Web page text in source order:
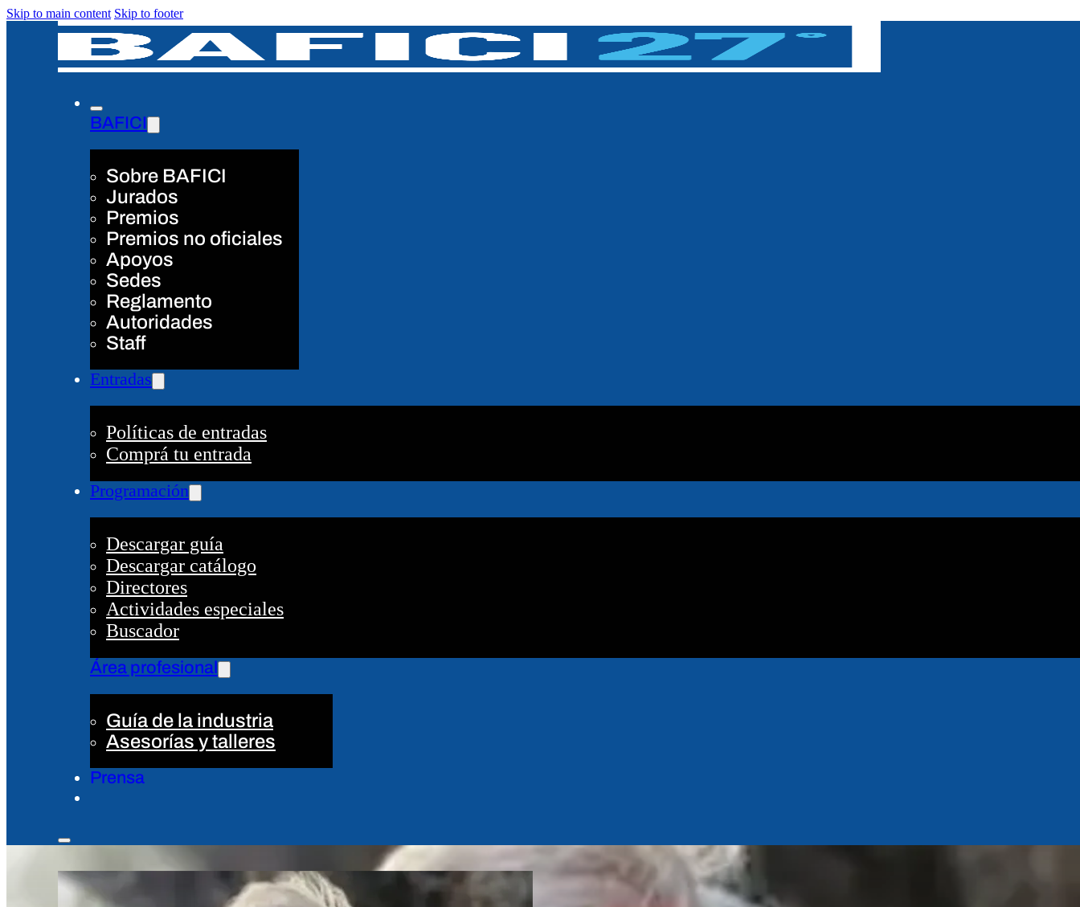
Skip to main content Skip to footer
BAFICI
Sobre BAFICI
Jurados
Premios
Premios no oficiales
Apoyos
Sedes
Reglamento
Autoridades
Staff
Entradas
Políticas de entradas
Comprá tu entrada
Programación
Descargar guía
Descargar catálogo
Directores
Actividades especiales
Buscador
Área profesional
Guía de la industria
Asesorías y talleres
Prensa